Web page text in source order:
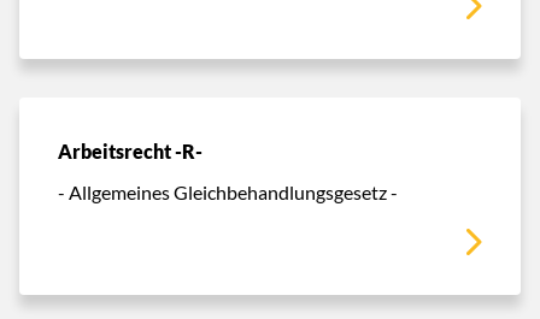
Arbeitsrecht -R-
- Allgemeines Gleichbehandlungsgesetz -